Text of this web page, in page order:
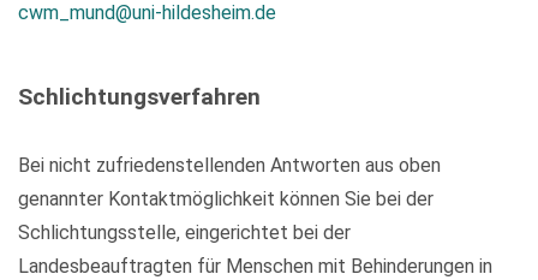
cwm_mund@uni-hildesheim.de
Schlichtungsverfahren
Bei nicht zufriedenstellenden Antworten aus oben
genannter Kontaktmöglichkeit können Sie bei der
Schlichtungsstelle, eingerichtet bei der
Landesbeauftragten für Menschen mit Behinderungen in